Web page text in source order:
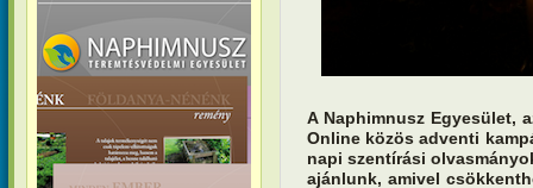
A Naphimnusz Egyesület,
Online közös adventi
napi szentírási
ajánlunk, amivel